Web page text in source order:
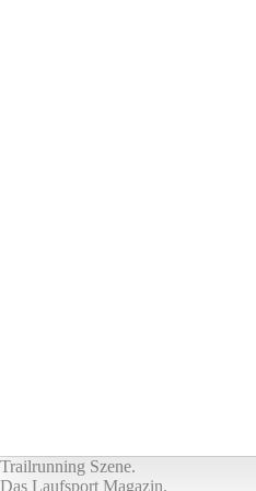
Trailrunning Szene.
Das Laufsport Magazin.